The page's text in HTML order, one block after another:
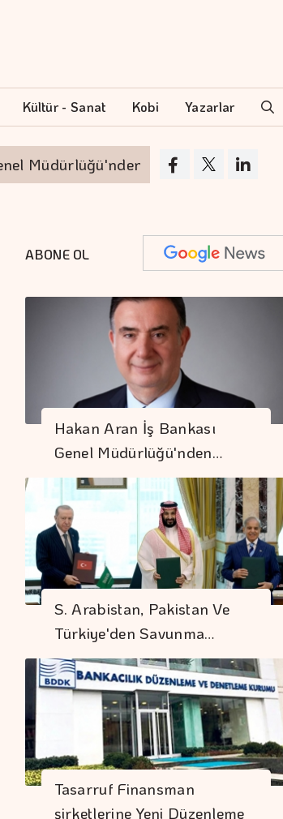
Kültür - Sanat Kobi Yazarlar
ayrılıyor
ABONE OL
Hakan Aran İş Bankası
Genel Müdürlüğü'nden…
S. Arabistan, Pakistan Ve
Türkiye'den Savunma…
Tasarruf Finansman
şirketlerine Yeni Düzenleme
S. Arabistan,
Pakistan Ve
Türkiye'den